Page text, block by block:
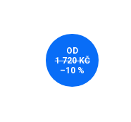
OD
1 720 KČ
–10 %